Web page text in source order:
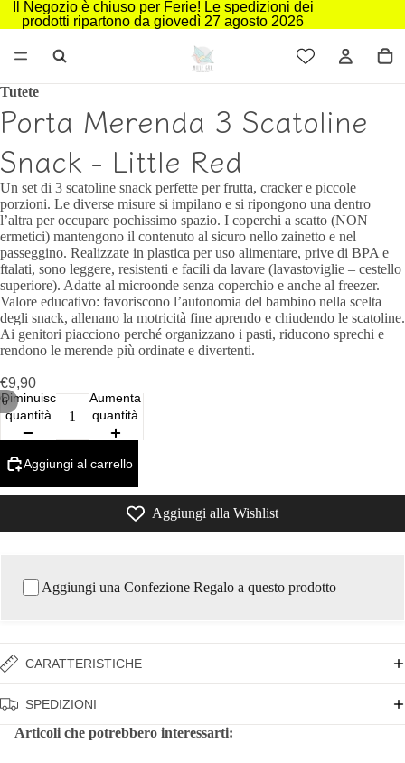
Il Negozio è chiuso per Ferie! Le spedizioni dei
prodotti ripartono da giovedì 27 agosto 2026
6
Tutete
Porta Merenda 3 Scatoline
Snack - Little Red
Un set di 3 scatoline snack perfette per frutta, cracker e piccole
porzioni. Le diverse misure si impilano e si ripongono una dentro
l’altra per occupare pochissimo spazio. I coperchi a scatto (NON
ermetici) mantengono il contenuto al sicuro nello zainetto e nel
passeggino. Realizzate in plastica per uso alimentare, prive di BPA e
ftalati, sono leggere, resistenti e facili da lavare (lavastoviglie – cestello
superiore). Adatte al microonde senza coperchio e anche al freezer.
Valore educativo: favoriscono l’autonomia del bambino nella scelta
degli snack, allenano la motricità fine aprendo e chiudendo le scatoline.
Ai genitori piacciono perché organizzano i pasti, riducono sprechi e
rendono le merende più ordinate e divertenti.
€9,90
Diminuisci
quantità
Aumenta
quantità
Aggiungi al carrello
Aggiungi alla Wishlist
Aggiungi una Confezione Regalo a questo prodotto
CARATTERISTICHE
SPEDIZIONI
Articoli che potrebbero interessarti: